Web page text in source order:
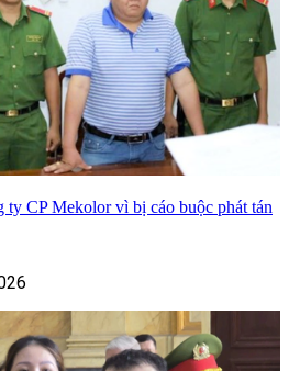
ty CP Mekolor vì bị cáo buộc phát tán